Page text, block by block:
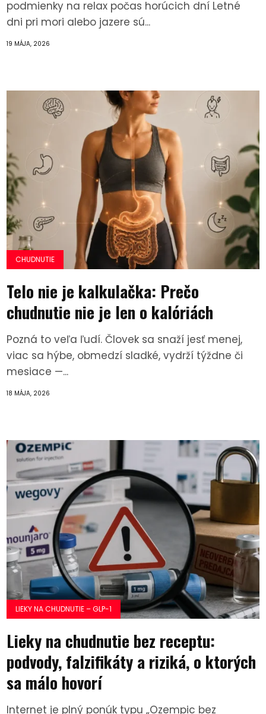
podmienky na relax počas horúcich dní Letné
dni pri mori alebo jazere sú...
19 MÁJA, 2026
CHUDNUTIE
Telo nie je kalkulačka: Prečo
chudnutie nie je len o kalóriách
Pozná to veľa ľudí. Človek sa snaží jesť menej,
viac sa hýbe, obmedzí sladké, vydrží týždne či
mesiace —...
18 MÁJA, 2026
LIEKY NA CHUDNUTIE – GLP-1
Lieky na chudnutie bez receptu:
podvody, falzifikáty a riziká, o ktorých
sa málo hovorí
Internet je plný ponúk typu „Ozempic bez